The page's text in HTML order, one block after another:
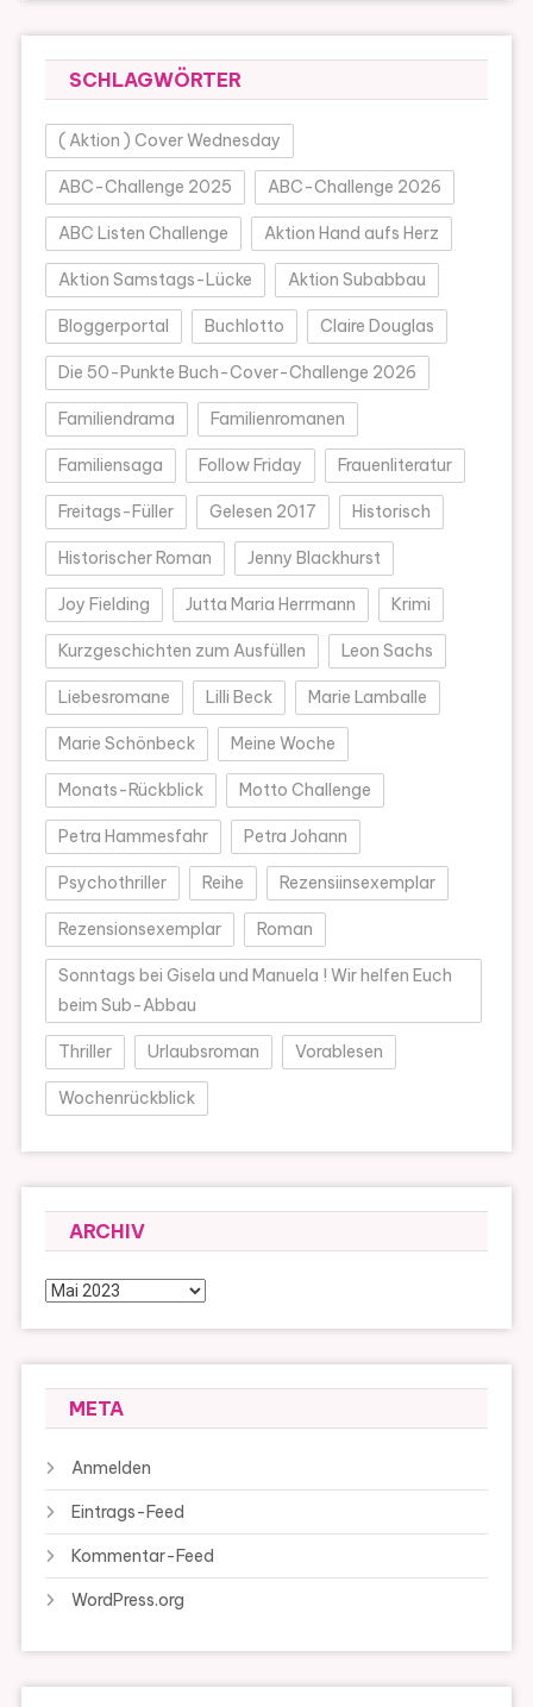
SCHLAGWÖRTER
( Aktion ) Cover Wednesday
ABC-Challenge 2025 ABC-Challenge 2026
ABC Listen Challenge Aktion Hand aufs Herz
Aktion Samstags-Lücke Aktion Subabbau
Bloggerportal Buchlotto Claire Douglas
Die 50-Punkte Buch-Cover-Challenge 2026
Familiendrama Familienromanen
Familiensaga Follow Friday Frauenliteratur
Freitags-Füller Gelesen 2017 Historisch
Historischer Roman Jenny Blackhurst
Joy Fielding Jutta Maria Herrmann Krimi
Kurzgeschichten zum Ausfüllen Leon Sachs
Liebesromane Lilli Beck Marie Lamballe
Marie Schönbeck Meine Woche
Monats-Rückblick Motto Challenge
Petra Hammesfahr Petra Johann
Psychothriller Reihe Rezensiinsexemplar
Rezensionsexemplar Roman
Sonntags bei Gisela und Manuela ! Wir helfen Euch
beim Sub-Abbau
Thriller Urlaubsroman Vorablesen
Wochenrückblick
ARCHIV
Archiv
META
Anmelden
Eintrags-Feed
Kommentar-Feed
WordPress.org